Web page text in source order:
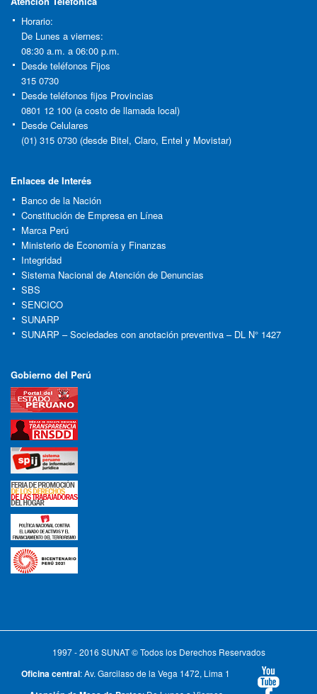
Horario:
De Lunes a viernes:
08:30 a.m. a 06:00 p.m.
Desde teléfonos Fijos
315 0730
Desde teléfonos fijos Provincias
0801 12 100 (a costo de llamada local)
Desde Celulares
(01) 315 0730 (desde Bitel, Claro, Entel y Movistar)
Enlaces de Interés
Banco de la Nación
Constitución de Empresa en Línea
Marca Perú
Ministerio de Economía y Finanzas
Integridad
Sistema Nacional de Atención de Denuncias
SBS
SENCICO
SUNARP
SUNARP – Sociedades con anotación preventiva – DL N° 1427
Gobierno del Perú
1997 - 2016 SUNAT © Todos los Derechos Reservados
Oficina central: Av. Garcilaso de la Vega 1472, Lima 1